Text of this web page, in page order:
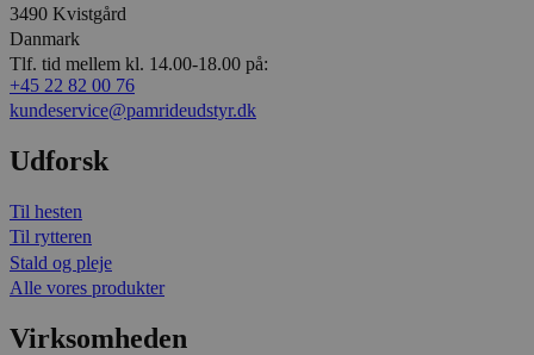
3490 Kvistgård
Danmark
Tlf. tid mellem kl. 14.00-18.00 på:
+45 22 82 00 76
kundeservice@pamrideudstyr.dk
Udforsk
Til hesten
Til rytteren
Stald og pleje
Alle vores produkter
Virksomheden